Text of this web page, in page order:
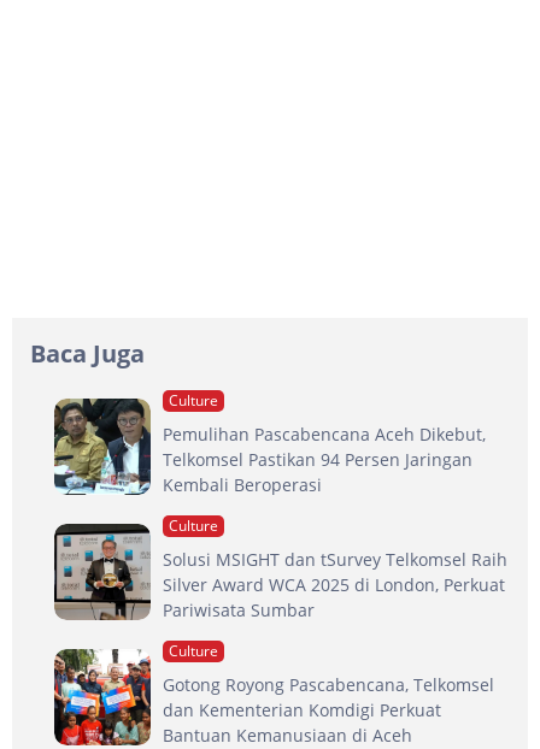
Baca Juga
Culture
Pemulihan Pascabencana Aceh Dikebut,
Telkomsel Pastikan 94 Persen Jaringan
Kembali Beroperasi
Culture
Solusi MSIGHT dan tSurvey Telkomsel Raih
Silver Award WCA 2025 di London, Perkuat
Pariwisata Sumbar
Culture
Gotong Royong Pascabencana, Telkomsel
dan Kementerian Komdigi Perkuat
Bantuan Kemanusiaan di Aceh